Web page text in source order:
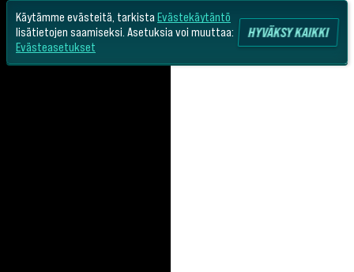
Käytämme evästeitä, tarkista Evästekäytäntö
lisätietojen saamiseksi. Asetuksia voi muuttaa:
Evästeasetukset
HYVÄKSY KAIKKI